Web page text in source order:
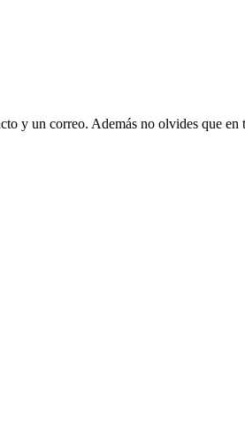
y un correo. Además no olvides que